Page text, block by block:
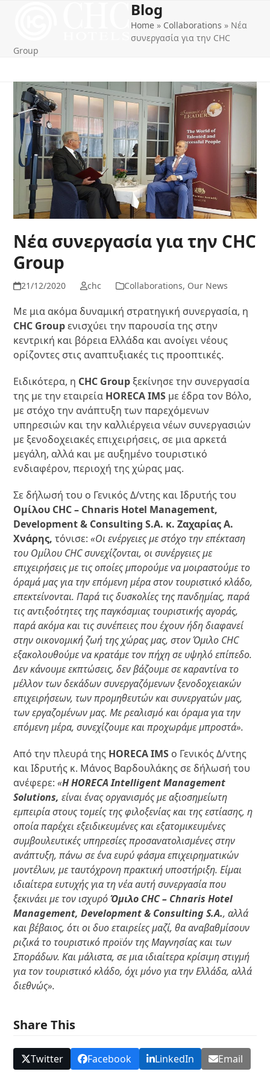
menu
menu
Blog
Home » Collaborations » Νέα
συνεργασία για την CHC
Group
Νέα συνεργασία για την CHC
Group
21/12/2020 chc Collaborations, Our News
Με μια ακόμα δυναμική στρατηγική συνεργασία, η
CHC Groupενισχύει την παρουσία της στην
κεντρική και βόρεια Ελλάδα και ανοίγει νέους
ορίζοντες στις αναπτυξιακές τις προοπτικές.
Ειδικότερα, η CHC Group ξεκίνησε την συνεργασία
της με την εταιρεία HORECA IMS με έδρα τον Βόλο,
με στόχο την ανάπτυξη των παρεχόμενων
υπηρεσιών και την καλλιέργεια νέων συνεργασιών
με ξενοδοχειακές επιχειρήσεις, σε μια αρκετά
μεγάλη, αλλά και με αυξημένο τουριστικό
ενδιαφέρον, περιοχή της χώρας μας.
Σε δήλωσή του ο Γενικός Δ/ντης και Ιδρυτής του
Ομίλου CHC – Chnaris Hotel Management,
Development & Consulting S.A. κ. Ζαχαρίας Α.
Χνάρης, τόνισε:«Οι ενέργειες με στόχο την επέκταση
του Ομίλου CHC συνεχίζονται, οι συνέργειες με
επιχειρήσεις με τις οποίες μπορούμε να μοιραστούμε το
όραμά μας για την επόμενη μέρα στον τουριστικό κλάδο,
επεκτείνονται. Παρά τις δυσκολίες της πανδημίας, παρά
τις αντιξοότητες της παγκόσμιας τουριστικής αγοράς,
παρά ακόμα και τις συνέπειες που έχουν ήδη διαφανεί
στην οικονομική ζωή της χώρας μας, στον Όμιλο CHC
εξακολουθούμε να κρατάμε τον πήχη σε υψηλό επίπεδο.
Δεν κάνουμε εκπτώσεις, δεν βάζουμε σε καραντίνα το
μέλλον των δεκάδων συνεργαζόμενων ξενοδοχειακών
επιχειρήσεων, των προμηθευτών και συνεργατών μας,
των εργαζομένων μας. Με ρεαλισμό και όραμα για την
επόμενη μέρα, συνεχίζουμε και προχωράμε μπροστά».
Από την πλευρά της HORECA IMS ο Γενικός Δ/ντης
και Ιδρυτής κ. Μάνος Βαρδουλάκης σε δήλωσή του
ανέφερε:«Η HORECA Intelligent Management
Solutions, είναι ένας οργανισμός με αξιοσημείωτη
εμπειρία στους τομείς της φιλοξενίας και της εστίασης, η
οποία παρέχει εξειδικευμένες και εξατομικευμένες
συμβουλευτικές υπηρεσίες προσανατολισμένες στην
ανάπτυξη, πάνω σε ένα ευρύ φάσμα επιχειρηματικών
μοντέλων, με ταυτόχρονη πρακτική υποστήριξη. Είμαι
ιδιαίτερα ευτυχής για τη νέα αυτή συνεργασία που
ξεκινάει με τον ισχυρόΌμιλο CHC – Chnaris Hotel
Management, Development & Consulting S.A., αλλά
και βέβαιος, ότι οι δυο εταιρείες μαζί, θα αναβαθμίσουν
ριζικά το τουριστικό προϊόν της Μαγνησίας και των
Σποράδων. Και μάλιστα, σε μια ιδιαίτερα κρίσιμη στιγμή
για τον τουριστικό κλάδο, όχι μόνο για την Ελλάδα, αλλά
διεθνώς».
Share This
Twitter Facebook LinkedIn Email